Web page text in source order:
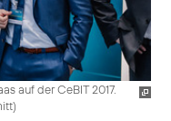
auf der CeBIT 2017.
)